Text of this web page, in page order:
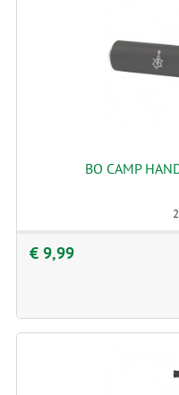
BO CAMP
€ 9,99